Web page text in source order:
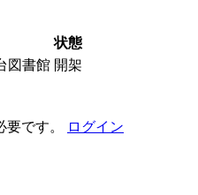
状態
図書館 開架
です。 ログイン